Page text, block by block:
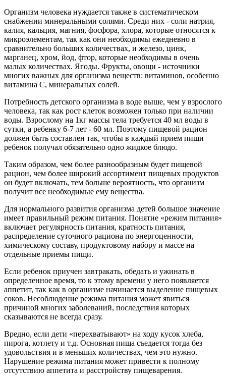
Организм человека нуждается также в систематическом
снабжении минеральными солями. Среди них - соли натрия,
калия, кальция, магния, фосфора, хлора, которые относятся к
микроэлементам, так как они необходимы ежедневно в
сравнительно больших количествах, и железо, цинк,
марганец, хром, йод, фтор, которые необходимы в очень
малых количествах. Ягоды. Фрукты, овощи - источники
многих важных для организма веществ: витаминов, особенно
витамина С, минеральных солей.
Потребность детского организма в воде выше, чем у взрослого
человека, так как рост клеток возможен только при наличии
воды. Взрослому на 1кг массы тела требуется 40 мл воды в
сутки, а ребенку 6-7 лет - 60 мл. Поэтому пищевой рацион
должен быть составлен так, чтобы в каждый прием пищи
ребенок получал обязательно одно жидкое блюдо.
Таким образом, чем более разнообразным будет пищевой
рацион, чем более широкий ассортимент пищевых продуктов
он будет включать, тем больше вероятность, что организм
получит все необходимые ему вещества.
Для нормального развития организма детей большое значение
имеет правильный режим питания. Понятие «режим питания»
включает регулярность питания, кратность питания,
распределение суточного рациона по энергоценности,
химическому составу, продуктовому набору и массе на
отдельные приемы пищи.
Если ребенок приучен завтракать, обедать и ужинать в
определенное время, то к этому времени у него появляется
аппетит, так как в организме начинается выделение пищевых
соков. Несоблюдение режима питания может явиться
причиной многих заболеваний, последствия которых
сказываются не всегда сразу.
Вредно, если дети «перехватывают» на ходу кусок хлеба,
пирога, котлету и т.д. Основная пища съедается тогда без
удовольствия и в меньших количествах, чем это нужно.
Нарушение режима питания может привести к полному
отсутствию аппетита и расстройству пищеварения.